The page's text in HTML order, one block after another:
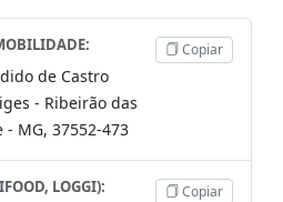
de Castro
- Ribeirão das
MG, 37552-473
Copiar
LOGGI): Copiar